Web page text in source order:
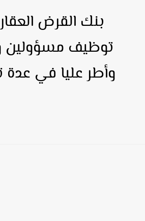
بنك القرض
توظيف مسؤولين
وأطر عليا في